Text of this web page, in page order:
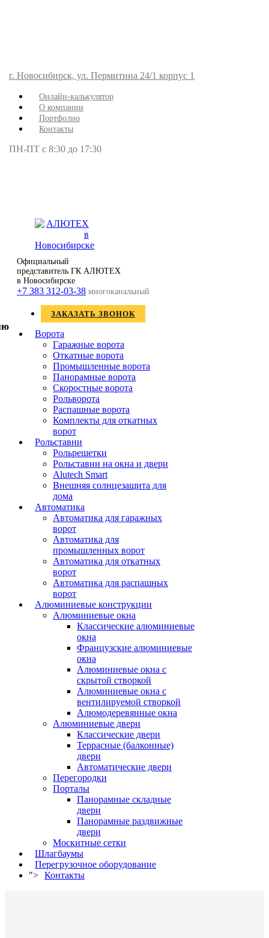
г. Новосибирск, ул. Пермитина 24/1 корпус 1
Онлайн-калькулятор
О компании
Портфолио
Контакты
ПН-ПТ с 8:30 до 17:30
Официальный
представитель ГК АЛЮТЕХ
в Новосибирске
+7 383 312-03-38 многоканальный
ЗАКАЗАТЬ ЗВОНОК
Ворота
Гаражные ворота
Откатные ворота
Промышленные ворота
Панорамные ворота
Скоростные ворота
Рольворота
Распашные ворота
Комплекты для откатных
ворот
Рольставни
Рольрешетки
Рольставни на окна и двери
Alutech Smart
Внешняя солнцезащита для
дома
Автоматика
Автоматика для гаражных
ворот
Автоматика для
промышленных ворот
Автоматика для откатных
ворот
Автоматика для распашных
ворот
Алюминиевые конструкции
Алюминиевые окна
Классические алюминиевые
окна
Французские алюминиевые
окна
Алюминиевые окна с
скрытой створкой
Алюминиевые окна с
вентилируемой створкой
Алюмодеревянные окна
Алюминиевые двери
Классические двери
Террасные (балконные)
двери
Автоматические двери
Перегородки
Порталы
Панорамные складные
двери
Панорамные раздвижные
двери
Москитные сетки
Шлагбаумы
Перегрузочное оборудование
"> Контакты